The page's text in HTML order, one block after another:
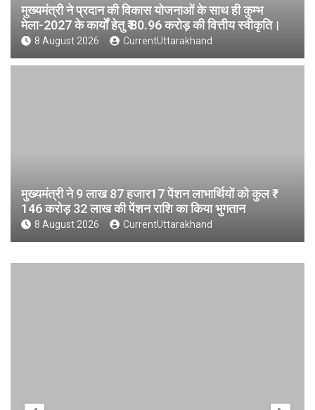
मुख्यमंत्री ने प्रदान की विकास योजनाओं के साथ ही कुम्भ
मेला-2027 के कार्यों हेतु ₹ 80.96 करोड़ की वित्तीय स्वीकृति।
8 August 2026 CurrentUttarakhand
मुख्यमंत्री ने 9 लाख 87 हजार17 पेंशन लाभार्थियों को कुल ₹
146 करोड़ 32 लाख की पेंशन राशि का किया भुगतान
8 August 2026 CurrentUttarakhand